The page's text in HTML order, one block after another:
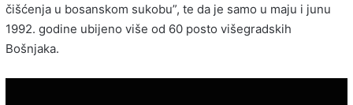
čišćenja u bosanskom sukobu”, te da je samo u maju i junu
1992. godine ubijeno više od 60 posto višegradskih
Bošnjaka.